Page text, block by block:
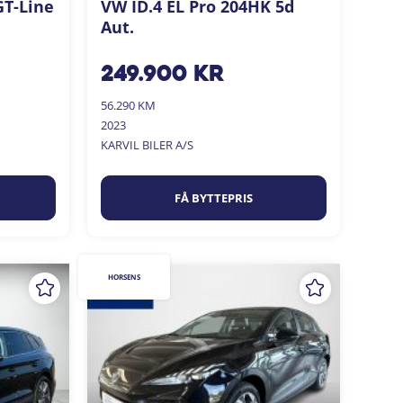
Line
VW ID.4 EL Pro 204HK 5d
Aut.
249.900 kr
56.290 KM
2023
KARVIL BILER A/S
FÅ BYTTEPRIS
HORSENS